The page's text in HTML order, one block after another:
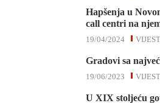
Hapšenja u
call centri na
19/04/2024
Gradovi sa
19/06/2023
U XIX stoljeću